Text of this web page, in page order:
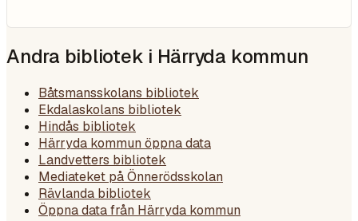
Andra bibliotek i Härryda kommun
Båtsmansskolans bibliotek
Ekdalaskolans bibliotek
Hindås bibliotek
Härryda kommun öppna data
Landvetters bibliotek
Mediateket på Önnerödsskolan
Rävlanda bibliotek
Öppna data från Härryda kommun